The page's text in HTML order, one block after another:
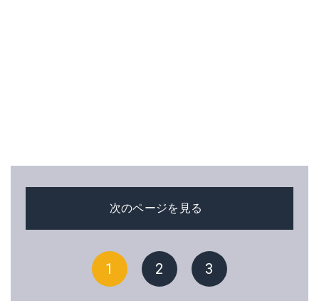
次のページを見る
1 2 3